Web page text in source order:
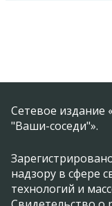
Сетевое издание
"Ваши-соседи"».
надзору в сфере
технологий и